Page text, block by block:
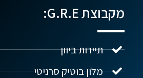
מקבוצת G.R.E:
תיירות ביוון
מלון בוטיק סרניטי